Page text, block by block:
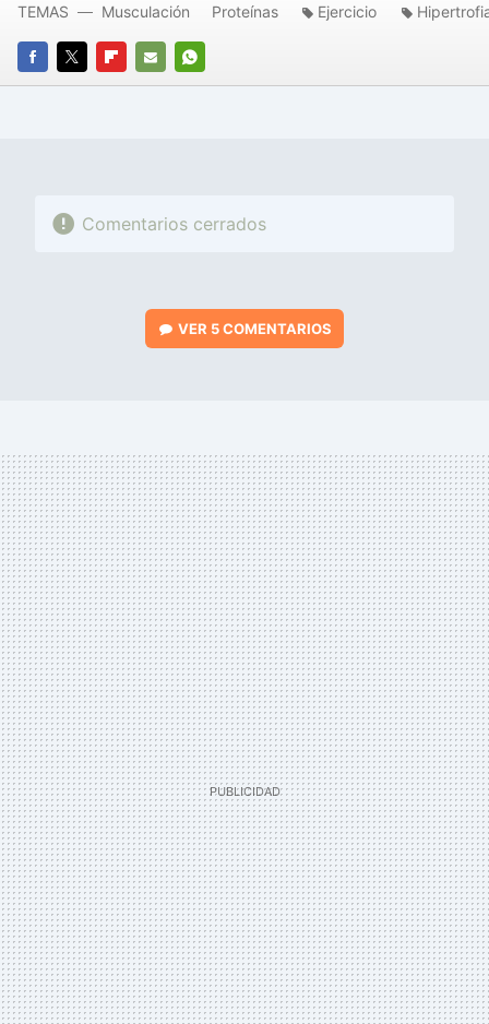
FACEBOOK
TWITTERFLIPBOARD
E-
WHATSAPP
TEMAS Musculación Proteínas Ejercicio
Comentarios cerrados
VER 5 COMENTARIOS